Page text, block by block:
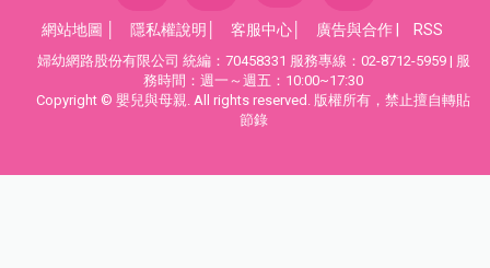
網站地圖 隱私權說明 客服中心 廣告與合作 RSS
婦幼網路股份有限公司 統編：70458331 服務專線：02-8712-5959 | 服
務時間：週一～週五：10:00~17:30
Copyright © 嬰兒與母親. All rights reserved. 版權所有，禁止擅自轉貼
節錄